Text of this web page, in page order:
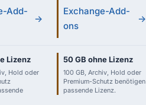
Add-
→
Exchange-Add-
ons
→
Lizenz
Hold oder
50 GB ohne Lizenz
100 GB, Archiv, Hold oder
Premium-Schutz benötigen
passende Lizenz.